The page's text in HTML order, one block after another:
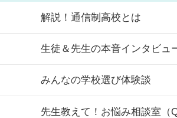
解説！通信制高校とは
生徒＆先生の本音インタビュ
みんなの学校選び体験談
先生教えて！お悩み相談室（Q